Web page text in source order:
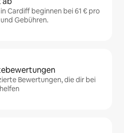
Cardiff beginnen bei 61 € pro
Gebühren.
Bewertungen, die dir bei